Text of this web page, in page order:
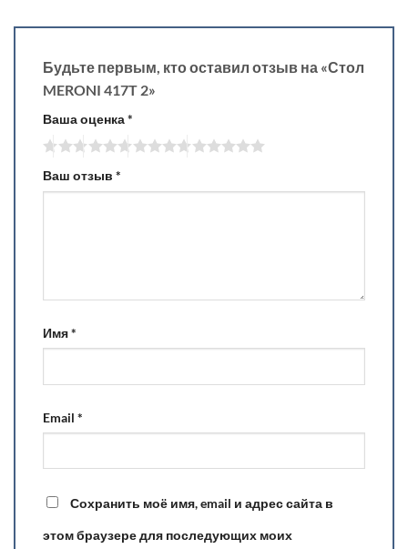
Будьте первым, кто оставил отзыв на «Стол
MERONI 417T 2»
Ваша оценка*
Ваш отзыв *
Имя*
Email *
Сохранить моё имя, email и адрес сайта в
этом браузере для последующих моих